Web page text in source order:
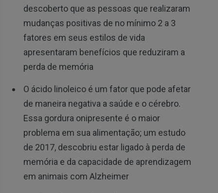
descoberto que as pessoas que realizaram
mudanças positivas de no mínimo 2 a 3
fatores em seus estilos de vida
apresentaram benefícios que reduziram a
perda de memória
O ácido linoleico é um fator que pode afetar
de maneira negativa a saúde e o cérebro.
Essa gordura onipresente é o maior
problema em sua alimentação; um estudo
de 2017, descobriu estar ligado à perda de
memória e da capacidade de aprendizagem
em animais com Alzheimer